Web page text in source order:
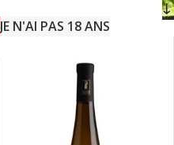
JE N'AI PAS 18 ANS